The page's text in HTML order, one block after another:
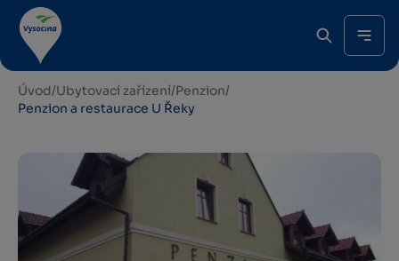
Úvod/Ubytovací zařízení/Penzion/
Penzion a restaurace U Řeky